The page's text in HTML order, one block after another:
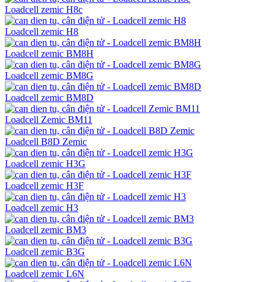
Loadcell zemic H8c
Loadcell zemic H8
Loadcell zemic BM8H
Loadcell zemic BM8G
Loadcell zemic BM8D
Loadcell Zemic BM11
Loadcell B8D Zemic
Loadcell zemic H3G
Loadcell zemic H3F
Loadcell zemic H3
Loadcell zemic BM3
Loadcell zemic B3G
Loadcell zemic L6N